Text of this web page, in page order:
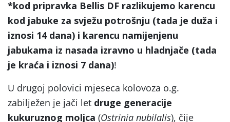
*kod pripravka Bellis DF razlikujemo karencu
kod jabuke za svježu potrošnju (tada je duža i
iznosi 14 dana) i karencu namijenjenu
jabukama iz nasada izravno u hladnjače (tada
je kraća i iznosi 7 dana)!
U drugoj polovici mjeseca kolovoza o.g.
zabilježen je jači let druge generacije
kukuruznog moljca (Ostrinia nubilalis), čije